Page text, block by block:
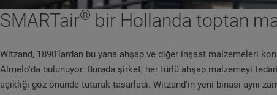
SMARTair® bir Hollanda toptan
Witzand, 1890'lardan bu yana ahşap ve diğer inşaat malzemeleri
Almelo'da bulunuyor. Burada şirket, her türlü ahşap malzemeyi
açıklığı göz önünde tutarak tasarladı. Witzand'ın yeni binası aynı